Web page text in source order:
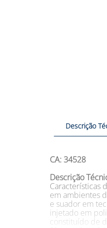
Descrição
CA: 34528
Descrição
Características
em ambientes
e suador em
injetado em
constituído de